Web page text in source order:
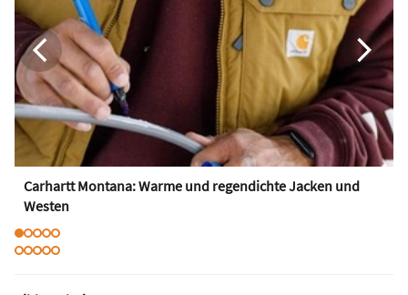
Carhartt Montana: Warme und regendichte Jacken und
Westen